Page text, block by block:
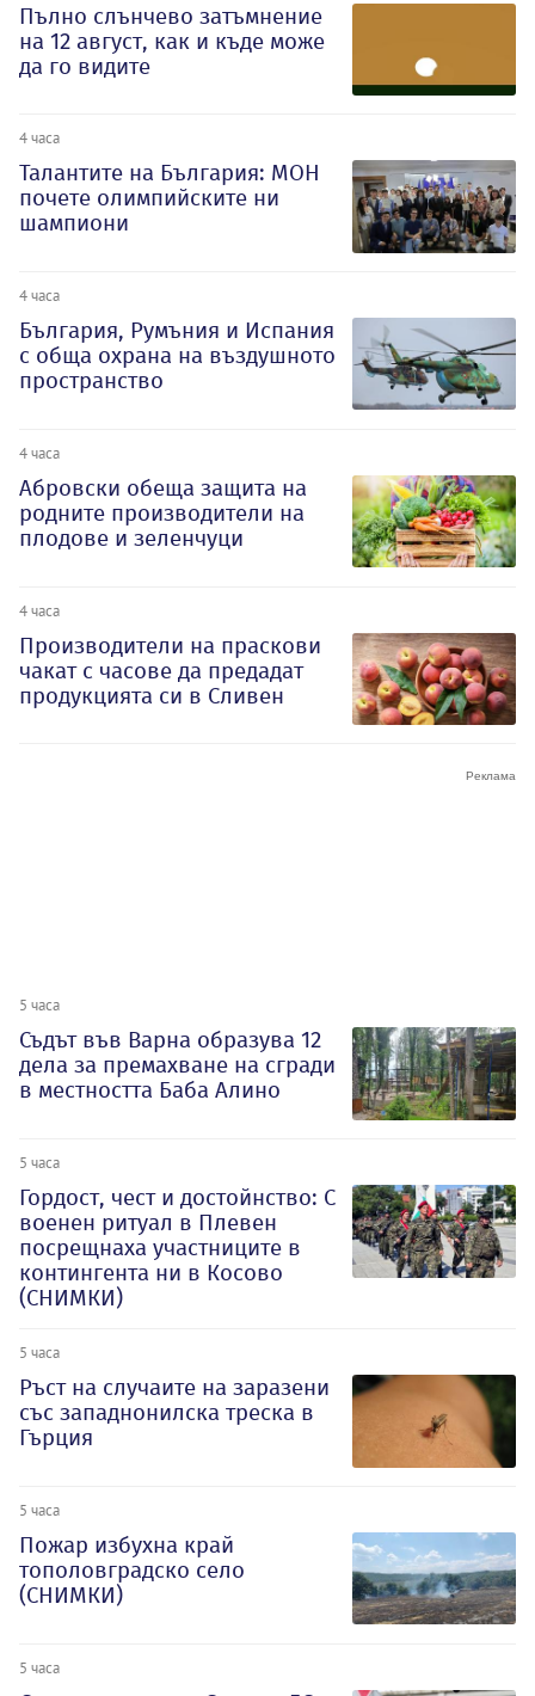
Пълно слънчево затъмнение
на 12 август, как и къде може
да го видите
4 часа
Талантите на България: МОН
почете олимпийските ни
шампиони
4 часа
България, Румъния и Испания
с обща охрана на въздушното
пространство
4 часа
Абровски обеща защита на
родните производители на
плодове и зеленчуци
4 часа
Производители на праскови
чакат с часове да предадат
продукцията си в Сливен
5 часа
Съдът във Варна образува 12
дела за премахване на сгради
в местността Баба Алино
5 часа
Гордост, чест и достойнство: С
военен ритуал в Плевен
посрещнаха участниците в
контингента ни в Косово
(СНИМКИ)
5 часа
Ръст на случаите на заразени
със западнонилска треска в
Гърция
5 часа
Пожар избухна край
тополовградско село
(СНИМКИ)
5 часа